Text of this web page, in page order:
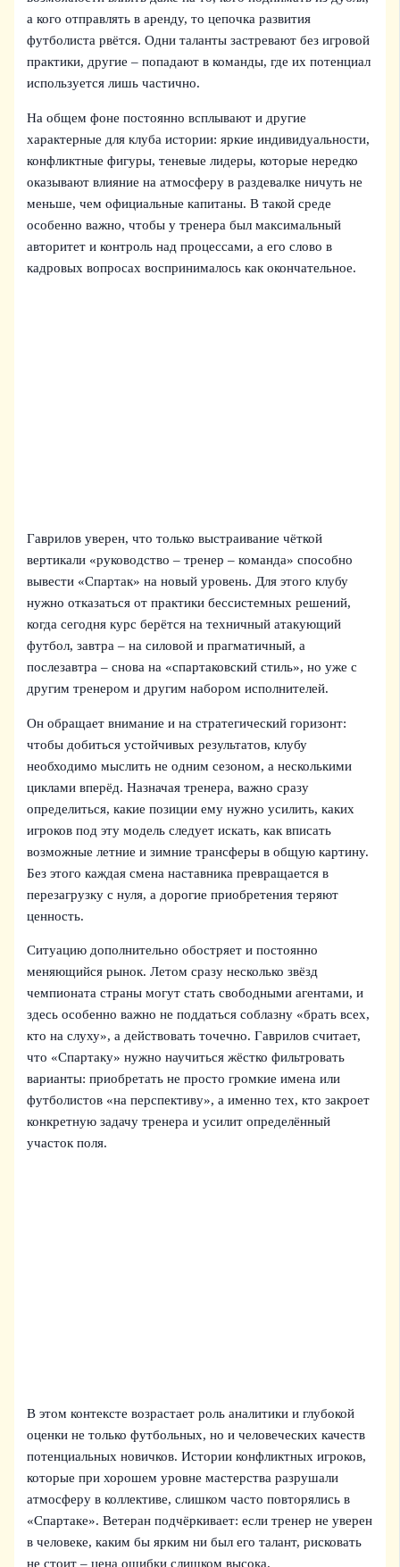
а кого отправлять в аренду, то цепочка развития
футболиста рвётся. Одни таланты застревают без игровой
практики, другие – попадают в команды, где их потенциал
используется лишь частично.
На общем фоне постоянно всплывают и другие
характерные для клуба истории: яркие индивидуальности,
конфликтные фигуры, теневые лидеры, которые нередко
оказывают влияние на атмосферу в раздевалке ничуть не
меньше, чем официальные капитаны. В такой среде
особенно важно, чтобы у тренера был максимальный
авторитет и контроль над процессами, а его слово в
кадровых вопросах воспринималось как окончательное.
Гаврилов уверен, что только выстраивание чёткой
вертикали «руководство – тренер – команда» способно
вывести «Спартак» на новый уровень. Для этого клубу
нужно отказаться от практики бессистемных решений,
когда сегодня курс берётся на техничный атакующий
футбол, завтра – на силовой и прагматичный, а
послезавтра – снова на «спартаковский стиль», но уже с
другим тренером и другим набором исполнителей.
Он обращает внимание и на стратегический горизонт:
чтобы добиться устойчивых результатов, клубу
необходимо мыслить не одним сезоном, а несколькими
циклами вперёд. Назначая тренера, важно сразу
определиться, какие позиции ему нужно усилить, каких
игроков под эту модель следует искать, как вписать
возможные летние и зимние трансферы в общую картину.
Без этого каждая смена наставника превращается в
перезагрузку с нуля, а дорогие приобретения теряют
ценность.
Ситуацию дополнительно обостряет и постоянно
меняющийся рынок. Летом сразу несколько звёзд
чемпионата страны могут стать свободными агентами, и
здесь особенно важно не поддаться соблазну «брать всех,
кто на слуху», а действовать точечно. Гаврилов считает,
что «Спартаку» нужно научиться жёстко фильтровать
варианты: приобретать не просто громкие имена или
футболистов «на перспективу», а именно тех, кто закроет
конкретную задачу тренера и усилит определённый
участок поля.
В этом контексте возрастает роль аналитики и глубокой
оценки не только футбольных, но и человеческих качеств
потенциальных новичков. Истории конфликтных игроков,
которые при хорошем уровне мастерства разрушали
атмосферу в коллективе, слишком часто повторялись в
«Спартаке». Ветеран подчёркивает: если тренер не уверен
в человеке, каким бы ярким ни был его талант, рисковать
не стоит – цена ошибки слишком высока.